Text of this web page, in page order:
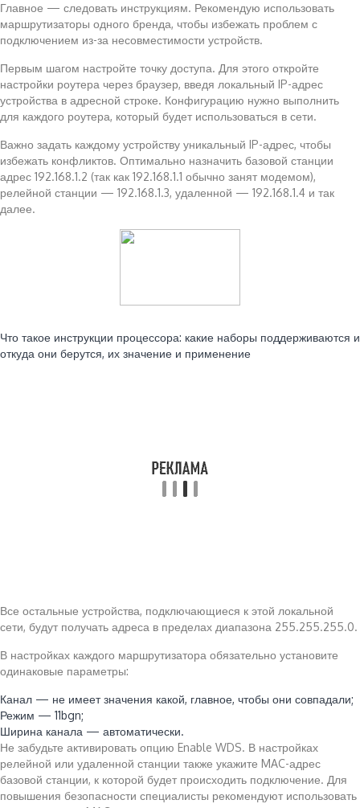
Главное — следовать инструкциям. Рекомендую использовать
маршрутизаторы одного бренда, чтобы избежать проблем с
подключением из-за несовместимости устройств.
Первым шагом настройте точку доступа. Для этого откройте
настройки роутера через браузер, введя локальный IP-адрес
устройства в адресной строке. Конфигурацию нужно выполнить
для каждого роутера, который будет использоваться в сети.
Важно задать каждому устройству уникальный IP-адрес, чтобы
избежать конфликтов. Оптимально назначить базовой станции
адрес 192.168.1.2 (так как 192.168.1.1 обычно занят модемом),
релейной станции — 192.168.1.3, удаленной — 192.168.1.4 и так
далее.
Что такое инструкции процессора: какие наборы поддерживаются и
откуда они берутся, их значение и применение
Все остальные устройства, подключающиеся к этой локальной
сети, будут получать адреса в пределах диапазона 255.255.255.0.
В настройках каждого маршрутизатора обязательно установите
одинаковые параметры:
Канал — не имеет значения какой, главное, чтобы они совпадали;
Режим — 11bgn;
Ширина канала — автоматически.
Не забудьте активировать опцию Enable WDS. В настройках
релейной или удаленной станции также укажите MAC-адрес
базовой станции, к которой будет происходить подключение. Для
повышения безопасности специалисты рекомендуют использовать